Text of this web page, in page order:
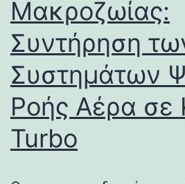
Μακροζωίας:
Συντήρηση
Συστημάτων
Ροής Αέρα σε
Turbo